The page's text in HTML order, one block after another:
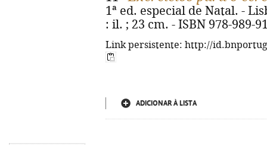
1ª ed. especial de Natal. -
: il. ; 23 cm. - ISBN 978-989-
Link persistente: http://
ADICIONAR À LISTA